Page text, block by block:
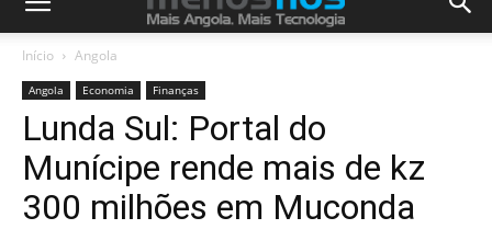
Início Angola
Angola Economia Finanças
Lunda Sul: Portal do
Munícipe rende mais de kz
300 milhões em Muconda